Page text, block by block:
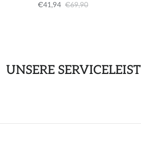
€41,94 €69,90
UNSERE